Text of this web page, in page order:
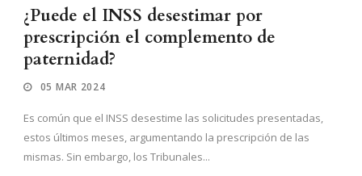
¿Puede el INSS desestimar por
prescripción el complemento de
paternidad?
05 MAR 2024
Es común que el INSS desestime las solicitudes presentadas,
estos últimos meses, argumentando la prescripción de las
mismas. Sin embargo, los Tribunales...